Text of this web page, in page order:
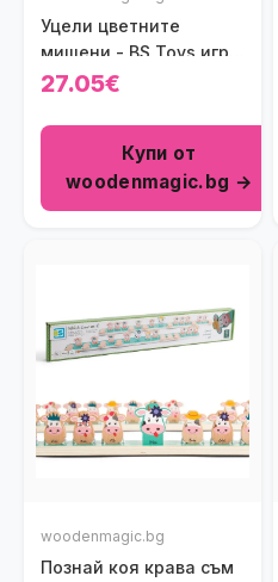
Уцели цветните
мишени - BS Toys игра
за точност
27.05€
Купи от
woodenmagic.bg →
woodenmagic.bg
Познай коя крава съм